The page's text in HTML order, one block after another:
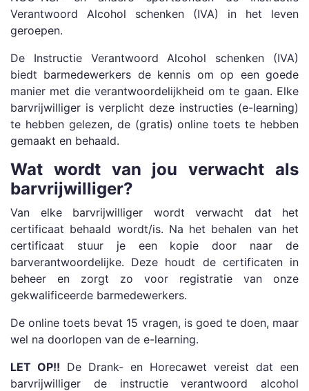
Verantwoord Alcohol schenken (IVA) in het leven
geroepen.
De Instructie Verantwoord Alcohol schenken (IVA)
biedt barmedewerkers de kennis om op een goede
manier met die verantwoordelijkheid om te gaan. Elke
barvrijwilliger is verplicht deze instructies (e-learning)
te hebben gelezen, de (gratis) online toets te hebben
gemaakt en behaald.
Wat wordt van jou verwacht als
barvrijwilliger?
Van elke barvrijwilliger wordt verwacht dat het
certificaat behaald wordt/is. Na het behalen van het
certificaat stuur je een kopie door naar de
barverantwoordelijke. Deze houdt de certificaten in
beheer en zorgt zo voor registratie van onze
gekwalificeerde barmedewerkers.
De online toets bevat 15 vragen, is goed te doen, maar
wel na doorlopen van de e-learning.
LET OP!! De Drank- en Horecawet vereist dat een
barvrijwilliger de instructie verantwoord alcohol